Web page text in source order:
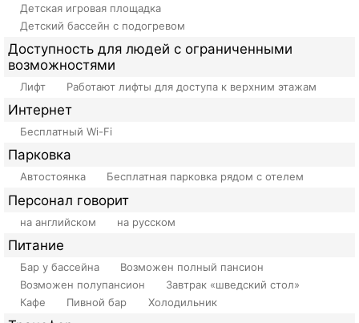
Детская игровая площадка
Детский бассейн с подогревом
Доступность для людей с ограниченными
возможностями
Лифт Работают лифты для доступа к верхним этажам
Интернет
Бесплатный Wi-Fi
Парковка
Автостоянка Бесплатная парковка рядом с отелем
Персонал говорит
на английском на русском
Питание
Бар у бассейна
Возможен полный пансион
Возможен полупансион
Завтрак «шведский стол»
Кафе
Пивной бар Холодильник